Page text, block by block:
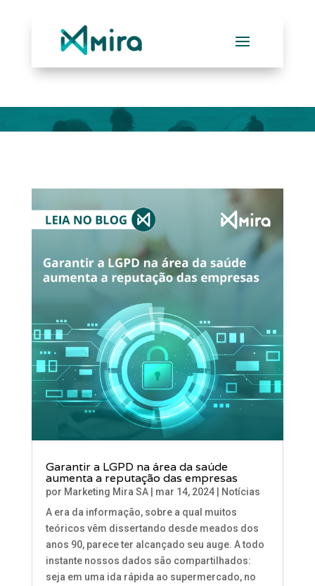
Garantir a LGPD na área da saúde
aumenta a reputação das empresas
por Marketing Mira SA| mar 14, 2024|
Notícias
A era da informação, sobre a qual muitos
teóricos vêm dissertando desde meados dos
anos 90, parece ter alcançado seu auge. A todo
instante nossos dados são compartilhados:
seja em uma ida rápida ao supermercado, no